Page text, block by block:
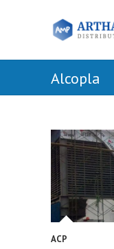
Alcopla
ACP